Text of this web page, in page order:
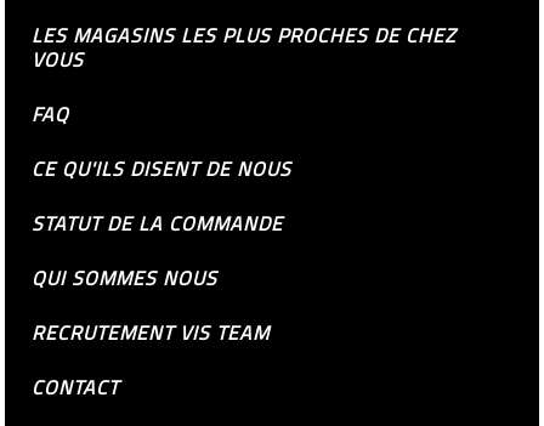
LES MAGASINS LES PLUS PROCHES DE CHEZ
VOUS
FAQ
CE QU'ILS DISENT DE NOUS
STATUT DE LA COMMANDE
QUI SOMMES NOUS
RECRUTEMENT VIS TEAM
CONTACT